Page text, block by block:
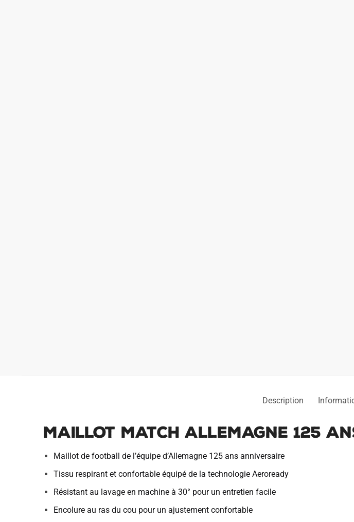
Description
Maillot Match Allemagne 125
Maillot de football de l’équipe d’Allemagne 125 ans anniversaire
Tissu respirant et confortable équipé de la technologie Aeroready
Résistant au lavage en machine à 30° pour un entretien facile
Encolure au ras du cou pour un ajustement confortable